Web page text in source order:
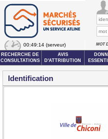
00:49:14 (serveur) MOT
RECHERCHE DE
CONSULTATIONS
AVIS
D'ATTRIBUTION
Identification